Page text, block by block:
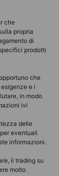
che
propria
di
prodotti
che
e i
in modo
ivi
delle
eventuali
informazioni.
il trading su
molto